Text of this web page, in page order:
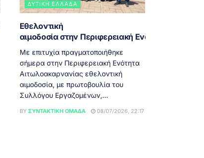
ΔΥΤΙΚΉ ΕΛΛΆΔΑ
Εθελοντική
αιμοδοσία στην Περιφερειακή Ενότητα
Με επιτυχία πραγματοποιήθηκε
σήμερα στην Περιφερειακή Ενότητα
Αιτωλοακαρνανίας εθελοντική
αιμοδοσία, με πρωτοβουλία του
Συλλόγου Εργαζομένων,...
BY ΣΥΝΤΑΚΤΙΚΉ ΟΜΆΔΑ 08/07/2026, 22:17